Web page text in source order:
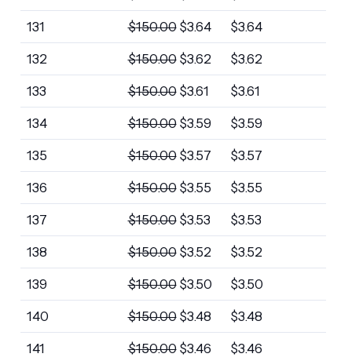
131 $150.00 $3.64 $3.64
132 $150.00 $3.62 $3.62
133 $150.00 $3.61 $3.61
134 $150.00 $3.59 $3.59
135 $150.00 $3.57 $3.57
136 $150.00 $3.55 $3.55
137 $150.00 $3.53 $3.53
138 $150.00 $3.52 $3.52
139 $150.00 $3.50 $3.50
140 $150.00 $3.48 $3.48
141 $150.00 $3.46 $3.46